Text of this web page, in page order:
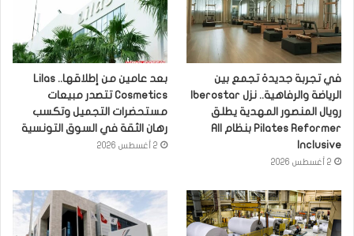
في تجربة جديدة تجمع بين
رويال المنصور المهدية يطلق
Pilates Reformer بنظام All
Inclusive
2 أغسطس 2026
بعد عامين من إطلاقها.. Lilas
Cosmetics تتصدر مبيعات
مستحضرات التجميل وتكسب
رهان الثقة في السوق التونسية
2 أغسطس 2026